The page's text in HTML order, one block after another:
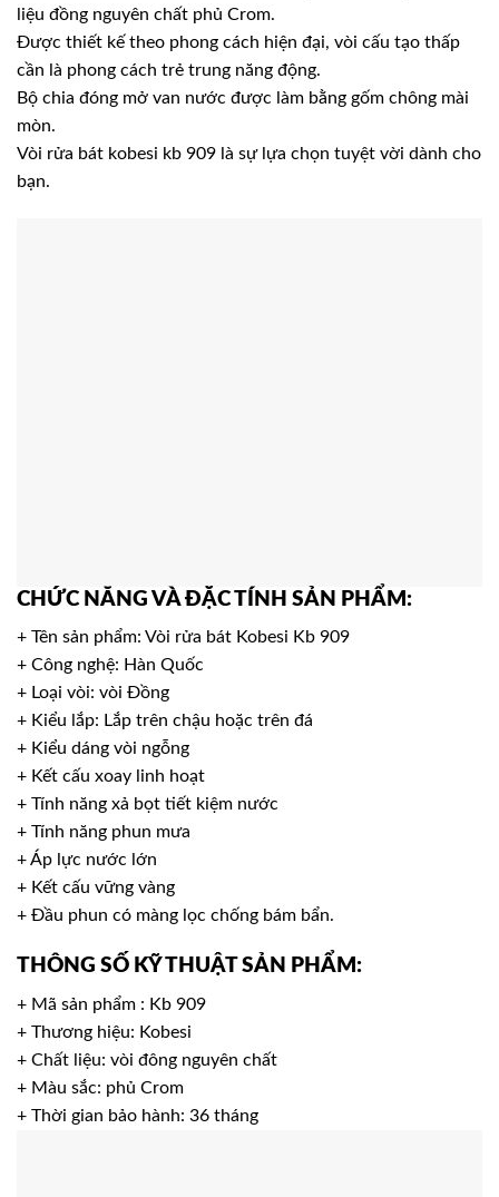
liệu đồng nguyên chất phủ Crom.
Được thiết kế theo phong cách hiện đại, vòi cấu tạo thấp
cần là phong cách trẻ trung năng động.
Bộ chia đóng mở van nước được làm bằng gốm chông mài
mòn.
Vòi rửa bát kobesi kb 909 là sự lựa chọn tuyệt vời dành cho
bạn.
CHỨC NĂNG VÀ ĐẶC TÍNH SẢN PHẨM:
+ Tên sản phẩm: Vòi rửa bát Kobesi Kb 909
+ Công nghệ: Hàn Quốc
+ Loại vòi: vòi Đồng
+ Kiểu lắp: Lắp trên chậu hoặc trên đá
+ Kiểu dáng vòi ngỗng
+ Kết cấu xoay linh hoạt
+ Tính năng xả bọt tiết kiệm nước
+ Tính năng phun mưa
+ Áp lực nước lớn
+ Kết cấu vững vàng
+ Đầu phun có màng lọc chống bám bẩn.
THÔNG SỐ KỸ THUẬT SẢN PHẨM:
+ Mã sản phẩm : Kb 909
+ Thương hiệu: Kobesi
+ Chất liệu: vòi đông nguyên chất
+ Màu sắc: phủ Crom
+ Thời gian bảo hành: 36 tháng